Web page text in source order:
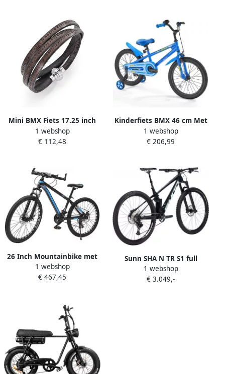
Mini BMX Fiets 17.25 inch
TT Blauw
1 webshop
€ 112,48
Kinderfiets BMX 46 cm Met
zijwieltjes Aanbevolen
lengte 110-140 cm Stevig
1 webshop
€ 206,99
26 Inch Mountainbike met
21 Versnellingen en
Schijfrem voor en
1 webshop
€ 467,45
Sunn SHA N TR S1 full
suspension mountainbike
1 webshop
€ 3.049,-